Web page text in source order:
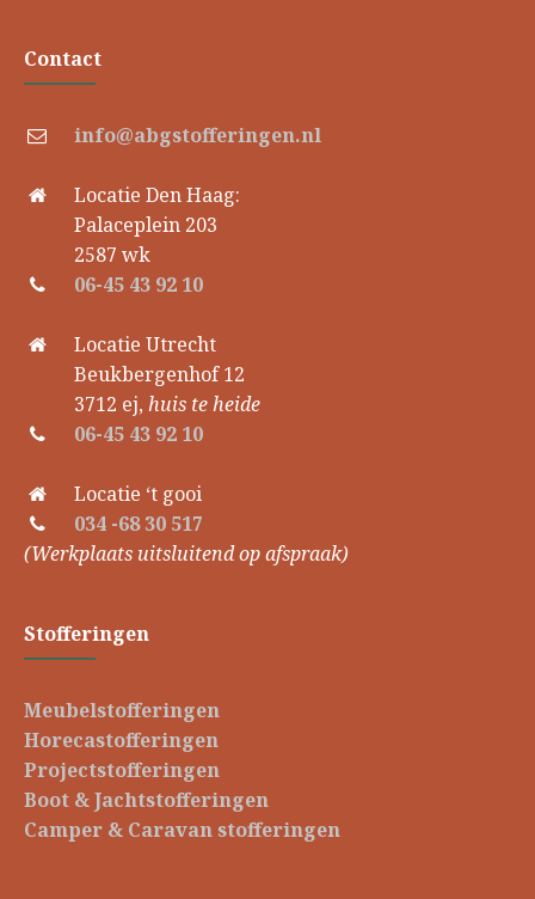
Contact
info@abgstofferingen.nl
Locatie Den Haag:
Palaceplein 203
2587 wk
06-45 43 92 10
Locatie Utrecht
Beukbergenhof 12
3712 ej, huis te heide
06-45 43 92 10
Locatie ‘t gooi
034 -68 30 517
(Werkplaats uitsluitend op afspraak)
Stofferingen
Meubelstofferingen
Horecastofferingen
Projectstofferingen
Boot & Jachtstofferingen
Camper & Caravan stofferingen